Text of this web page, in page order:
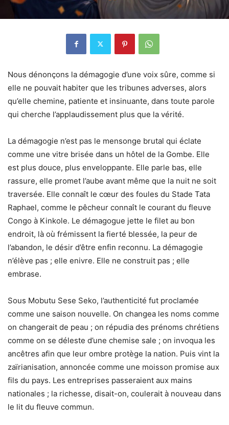
Nous dénonçons la démagogie d’une voix sûre, comme si
elle ne pouvait habiter que les tribunes adverses, alors
qu’elle chemine, patiente et insinuante, dans toute parole
qui cherche l’applaudissement plus que la vérité.
La démagogie n’est pas le mensonge brutal qui éclate
comme une vitre brisée dans un hôtel de la Gombe. Elle
est plus douce, plus enveloppante. Elle parle bas, elle
rassure, elle promet l’aube avant même que la nuit ne soit
traversée. Elle connaît le cœur des foules du Stade Tata
Raphael, comme le pêcheur connaît le courant du fleuve
Congo à Kinkole. Le démagogue jette le filet au bon
endroit, là où frémissent la fierté blessée, la peur de
l’abandon, le désir d’être enfin reconnu. La démagogie
n’élève pas ; elle enivre. Elle ne construit pas ; elle
embrase.
Sous Mobutu Sese Seko, l’authenticité fut proclamée
comme une saison nouvelle. On changea les noms comme
on changerait de peau ; on répudia des prénoms chrétiens
comme on se déleste d’une chemise sale ; on invoqua les
ancêtres afin que leur ombre protège la nation. Puis vint la
zaïrianisation, annoncée comme une moisson promise aux
fils du pays. Les entreprises passeraient aux mains
nationales ; la richesse, disait-on, coulerait à nouveau dans
le lit du fleuve commun.